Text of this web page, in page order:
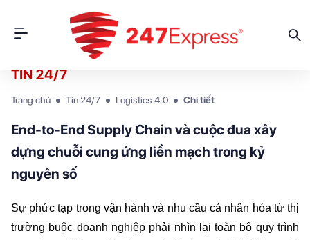
TIN 24/7
Trang chủ Tin 24/7 Logistics 4.0 Chi tiết
End-to-End Supply Chain và cuộc đua xây
dựng chuỗi cung ứng liền mạch trong kỷ
nguyên số
Sự phức tạp trong vận hành và nhu cầu cá nhân hóa từ thị
trường buộc doanh nghiệp phải nhìn lại toàn bộ quy trình